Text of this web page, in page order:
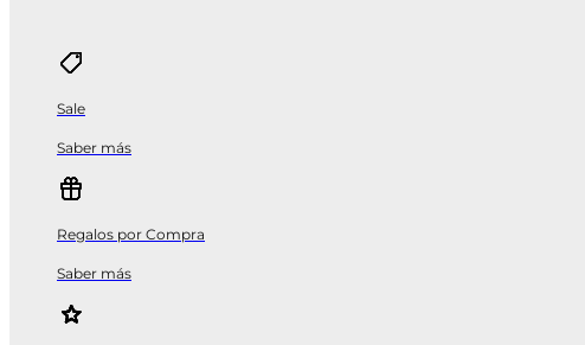
Sale
Saber más
Regalos por Compra
Saber más